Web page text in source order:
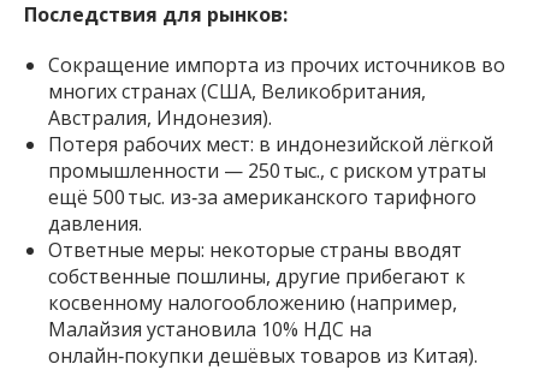
Последствия для рынков:
Сокращение импорта из прочих источников во
многих странах (США, Великобритания,
Австралия, Индонезия).
Потеря рабочих мест: в индонезийской лёгкой
промышленности — 250 тыс., с риском утраты
ещё 500 тыс. из‑за американского тарифного
давления.
Ответные меры: некоторые страны вводят
собственные пошлины, другие прибегают к
косвенному налогообложению (например,
Малайзия установила 10% НДС на
онлайн‑покупки дешёвых товаров из Китая).